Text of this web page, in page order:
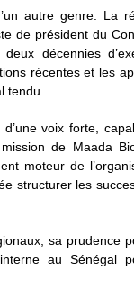
autre genre. La
de président du
décennies
récentes et les
tendu.
voix forte,
de Maada
moteur de
structurer les
sa prudence
au Sénégal